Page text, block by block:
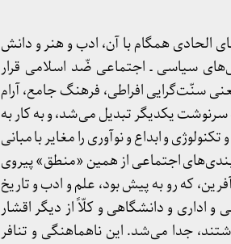
الحادی همگام با آن، ادب و هنر و دانش
سیاسی ـ اجتماعی ضّد اسلامی قرار
سنّت‌گرایی افراطی، فرهنگ جامع، آرام
یکدیگر تبدیل می‌شد، و به کار به
و ابداع و نوآوری را مغایر با مبانی
اجتماعی از همین «منطق» پیروی
که رو به پیش بود، علم و ادب و تاریخ
اداری و دانشگاهی و کلّاً از دیگر اقشار
جدا می‌شد. این ناهماهنگی و تنافر